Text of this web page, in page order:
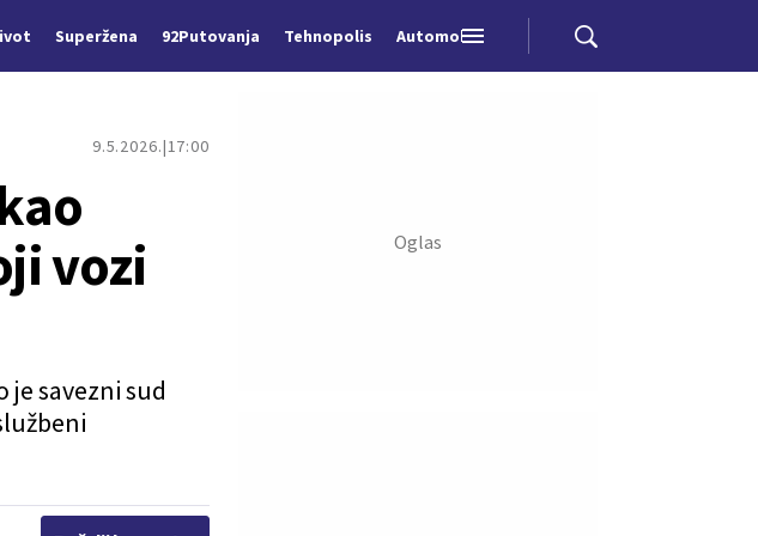
Superžena 92Putovanja Tehnopolis Automobili
9.5.2026. 17:00
vozi
je savezni sud